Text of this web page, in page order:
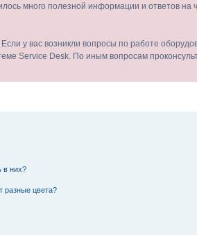
много полезной информации и ответов на
у вас возникли вопросы по работе
Service Desk. По иным вопросам
в них?
разные цвета?